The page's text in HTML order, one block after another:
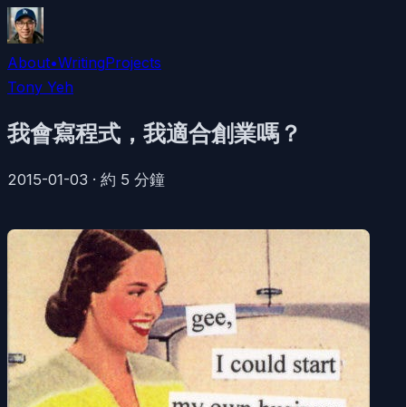
About•WritingProjects
Tony Yeh
我會寫程式，我適合創業嗎？
2015-01-03 · 約 5 分鐘